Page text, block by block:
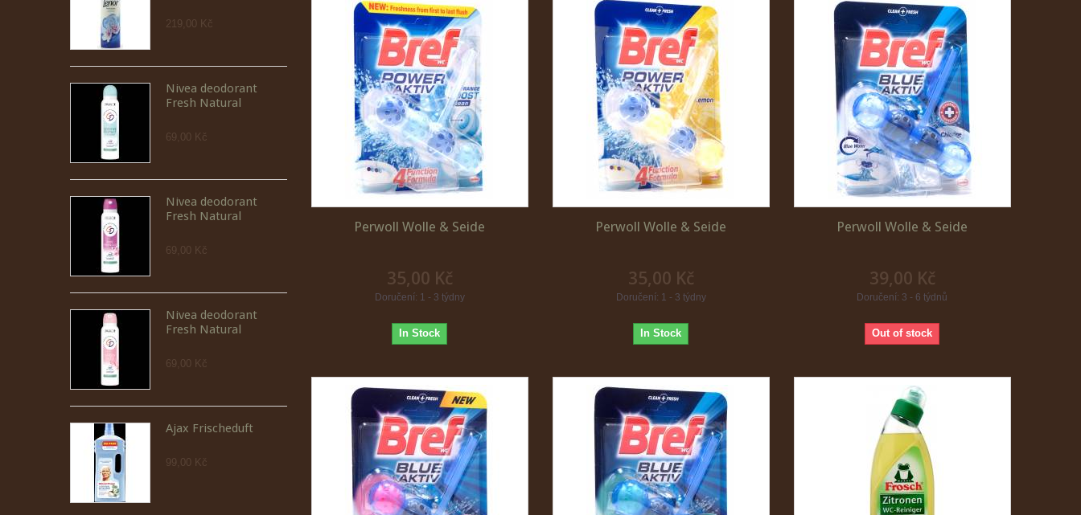
219,00 Kč
Nivea deodorant
Fresh Natural
69,00 Kč
Nivea deodorant
Fresh Natural
69,00 Kč
Nivea deodorant
Fresh Natural
69,00 Kč
Ajax Frischeduft
99,00 Kč
Perwoll Wolle & Seide
35,00 Kč
Doručení: 1 - 3 týdny
In Stock
Perwoll Wolle & Seide
35,00 Kč
Doručení: 1 - 3 týdny
In Stock
Perwoll Wolle & Seide
39,00 Kč
Doručení: 3 - 6 týdnů
Out of stock